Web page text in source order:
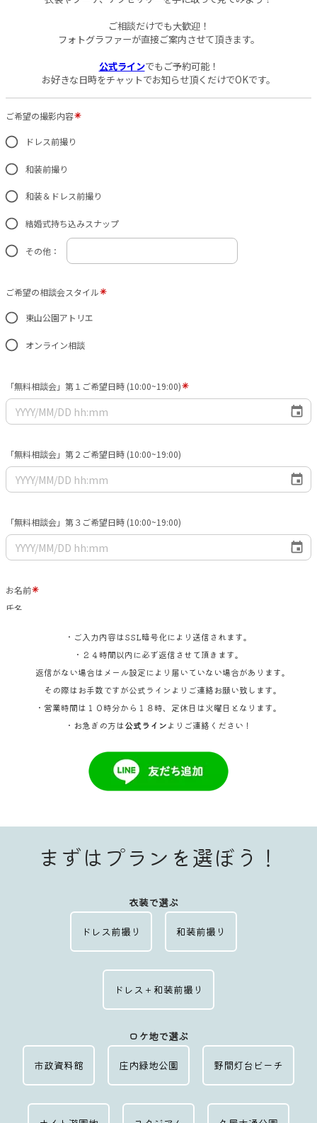
・ご入力内容はSSL暗号化により送信されます。
・２４時間以内に必ず返信させて頂きます。
返信がない場合はメール設定により届いていない場合があります。
その際はお手数ですが公式ラインよりご連絡お願い致します。
・営業時間は１０時分から１８時、定休日は火曜日となります。
・お急ぎの方は公式ラインよりご連絡ください！
まずはプランを選ぼう！
衣装で選ぶ
ドレス前撮り 和装前撮り
ドレス＋和装前撮り
ロケ地で選ぶ
市政資料館 庄内緑地公園 野間灯台ビーチ